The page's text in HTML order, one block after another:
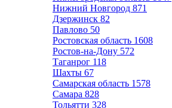
Нижний Новгород 871
Дзержинск 82
Павлово 50
Ростовская область 1608
Ростов-на-Дону 572
Таганрог 118
Шахты 67
Самарская область 1578
Самара 828
Тольятти 328